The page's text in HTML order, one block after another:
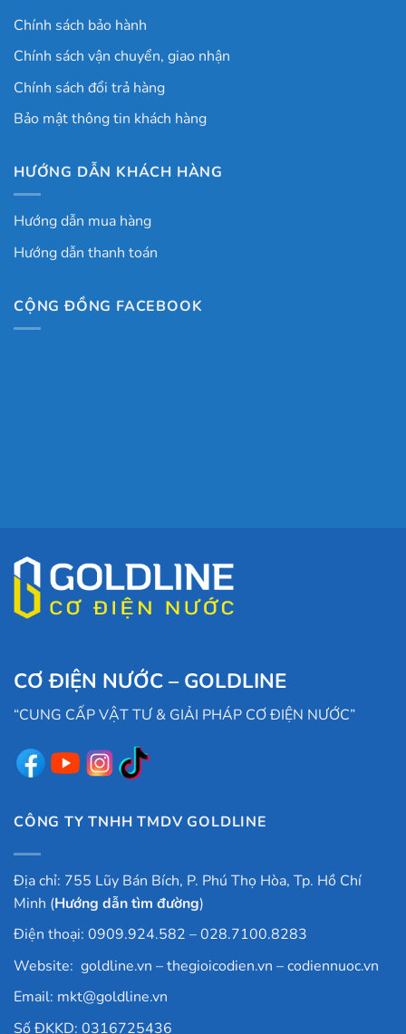
Chính sách bảo hành
Chính sách vận chuyển, giao nhận
Chính sách đổi trả hàng
Bảo mật thông tin khách hàng
HƯỚNG DẪN KHÁCH HÀNG
Hướng dẫn mua hàng
Hướng dẫn thanh toán
CỘNG ĐỒNG FACEBOOK
CƠ ĐIỆN NƯỚC – GOLDLINE
“CUNG CẤP VẬT TƯ & GIẢI PHÁP CƠ ĐIỆN NƯỚC”
CÔNG TY TNHH TMDV GOLDLINE
Địa chỉ: 755 Lũy Bán Bích, P. Phú Thọ Hòa, Tp. Hồ Chí
Minh (Hướng dẫn tìm đường)
Điện thoại: 0909.924.582 – 028.7100.8283
Website: goldline.vn –thegioicodien.vn –codiennuoc.vn
Email: mkt@goldline.vn
Số ĐKKD: 0316725436